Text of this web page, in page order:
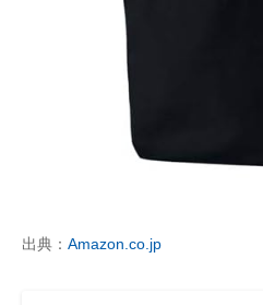
出典： Amazon.co.jp